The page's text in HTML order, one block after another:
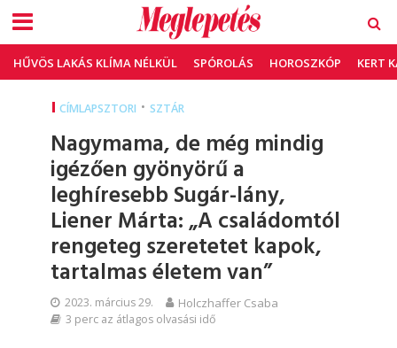
HŰVÖS LAKÁS KLÍMA NÉLKÜL SPÓROLÁS HOROSZKÓP KERT
CÍMLAPSZTORI • SZTÁR
Nagymama, de még mindig
igézően gyönyörű a
leghíresebb Sugár-lány,
Liener Márta: „A családomtól
rengeteg szeretetet kapok,
tartalmas életem van”
2023. március 29. Holczhaffer Csaba
3 perc az átlagos olvasási idő